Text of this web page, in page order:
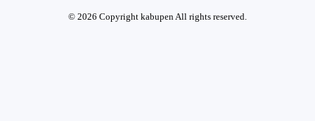
© 2026 Copyright kabupen All rights reserved.